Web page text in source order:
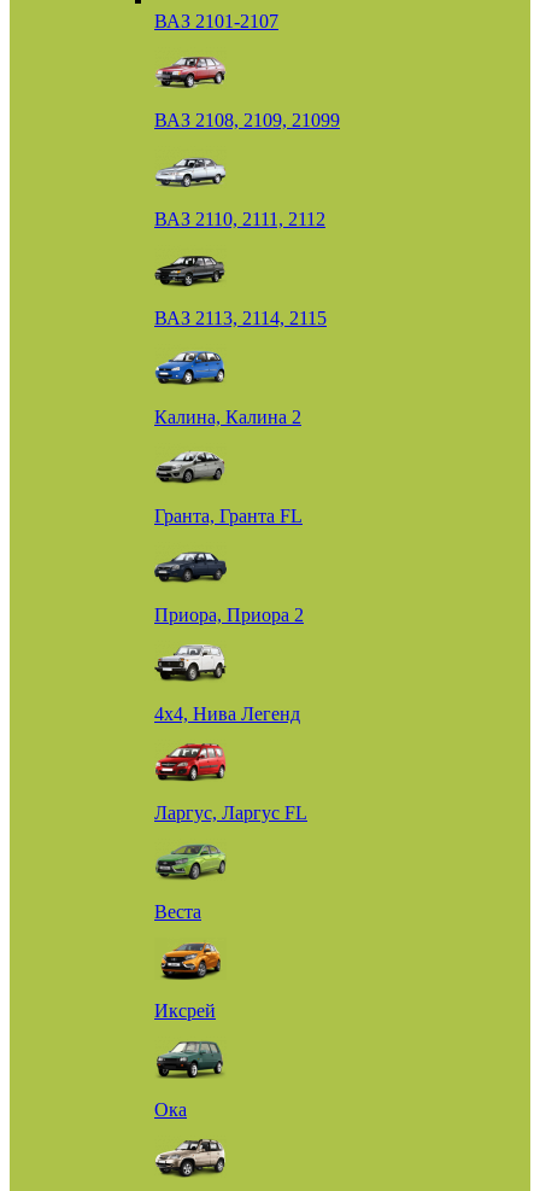
ВАЗ 2101-2107
ВАЗ 2108, 2109, 21099
ВАЗ 2110, 2111, 2112
ВАЗ 2113, 2114, 2115
Калина, Калина 2
Гранта, Гранта FL
Приора, Приора 2
4х4, Нива Легенд
Ларгус, Ларгус FL
Веста
Иксрей
Ока